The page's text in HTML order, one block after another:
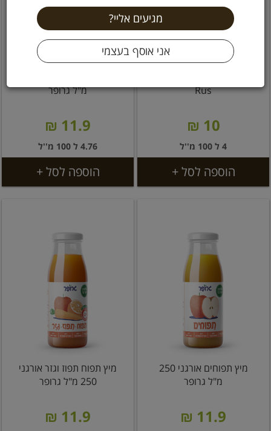
Rus
10 ₪
4 ל 100 מ''ל
הוספה לסל +
מ"ל גרופר
11.9 ₪
4.76 ל 100 מ''ל
הוספה לסל +
מיץ תפוחים אורגני 250
מ"ל גרופר
11.9 ₪
מיץ תפוח תפוז וגזר אורגני
250 מ"ל גרופר
11.9 ₪